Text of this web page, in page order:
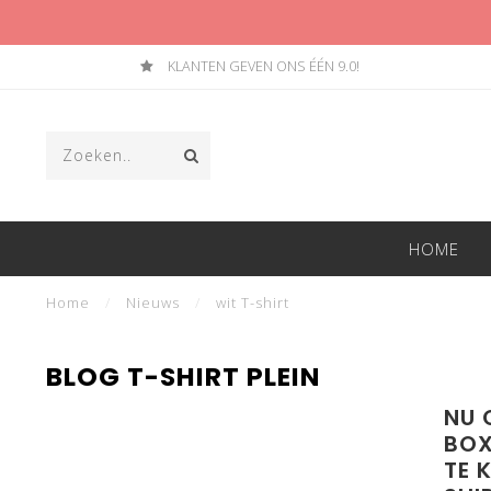
KLANTEN GEVEN ONS ÉÉN 9.0!
HOME
Home Nieuws wit T-shirt
BLOG T-SHIRT PLEIN
NU
TE